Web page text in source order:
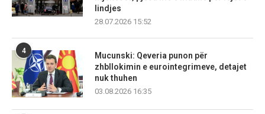
lindjes
28.07.2026 15:52
4
Mucunski: Qeveria punon për
zhbllokimin e eurointegrimeve, detajet
nuk thuhen
03.08.2026 16:35